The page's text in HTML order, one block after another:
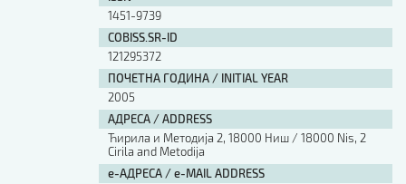
1451-9739
COBISS.SR-ID
121295372
ПОЧЕТНА ГОДИНА / INITIAL YEAR
2005
АДРЕСА / ADDRESS
Ћирила и Методија 2, 18000 Ниш / 18000 Nis, 2
Cirila and Metodija
е-АДРЕСА / e-MAIL ADDRESS